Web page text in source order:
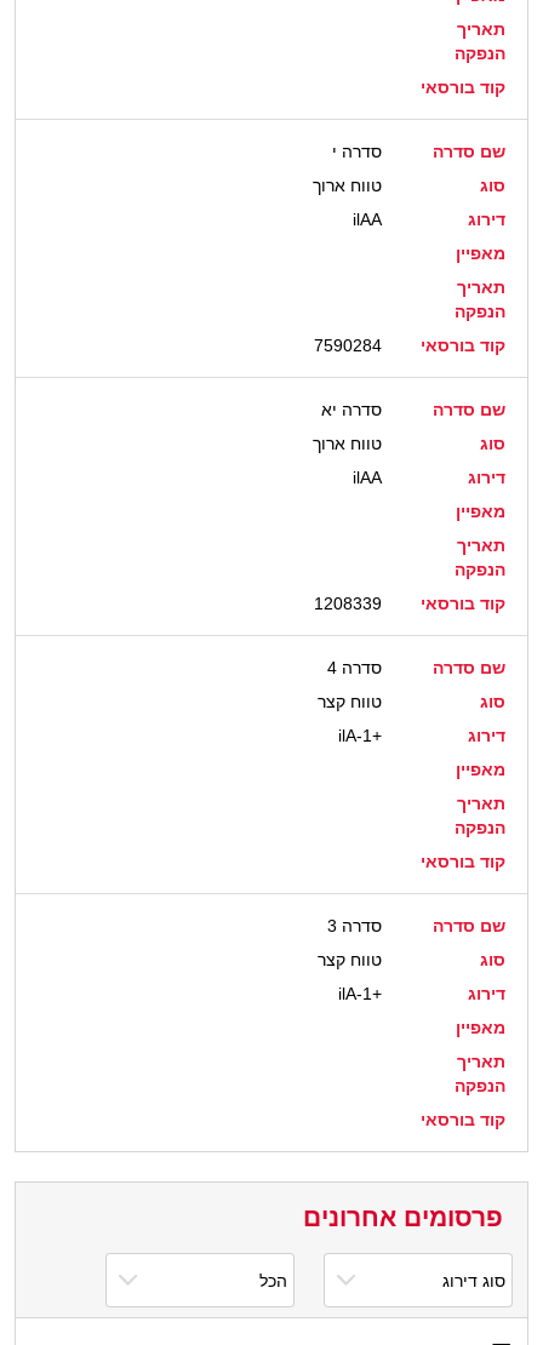
תאריך
הנפקה
קוד בורסאי
שם סדרה
סדרה י
סוג
טווח ארוך
דירוג
ilAA
מאפיין
תאריך
הנפקה
קוד בורסאי
7590284
שם סדרה
סדרה יא
סוג
טווח ארוך
דירוג
ilAA
מאפיין
תאריך
הנפקה
קוד בורסאי
1208339
שם סדרה
סדרה 4
סוג
טווח קצר
דירוג
ilA-1+
מאפיין
תאריך
הנפקה
קוד בורסאי
שם סדרה
סדרה 3
סוג
טווח קצר
דירוג
ilA-1+
מאפיין
תאריך
הנפקה
קוד בורסאי
פרסומים אחרונים